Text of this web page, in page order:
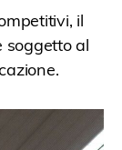
il
soggetto al